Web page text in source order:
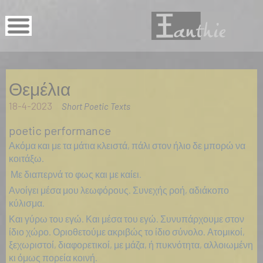
Θεμέλια
18-4-2023 Short Poetic Texts
poetic performance
Ακόμα και με τα μάτια κλειστά, πάλι στον ήλιο δε μπορώ να
κοιτάξω.
Με διαπερνά το φως και με καίει.
Ανοίγει μέσα μου λεωφόρους. Συνεχής ροή, αδιάκοπο
κύλισμα.
Και γύρω του εγώ. Και μέσα του εγώ. Συνυπάρχουμε στον
ίδιο χώρο. Οριοθετούμε ακριβώς το ίδιο σύνολο. Ατομικοί,
ξεχωριστοί, διαφορετικοί, με μάζα, ή πυκνότητα, αλλοιωμένη
κι όμως πορεία κοινή.